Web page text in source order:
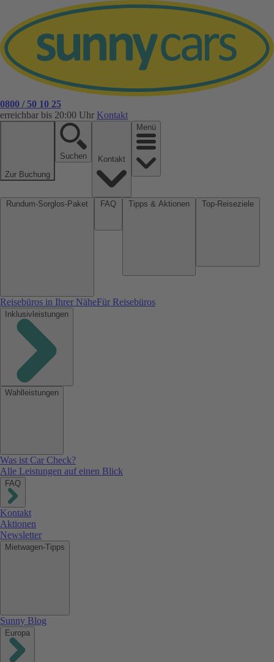
0800 / 50 10 25
erreichbar bis 20:00 Uhr Kontakt
Zur Buchung
Suchen
Menü
Reisebüros in Ihrer NäheFür Reisebüros
Inklusivleistungen
Wahlleistungen
Was ist Car Check?
Alle Leistungen auf einen Blick
FAQ
Kontakt
Aktionen
Newsletter
Mietwagen-Tipps
Sunny Blog
Europa